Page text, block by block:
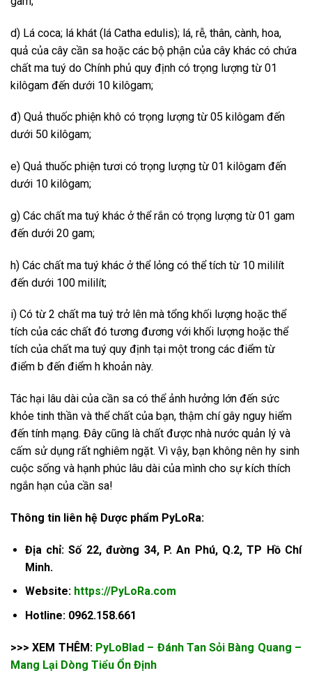
d) Lá coca; lá khát (lá Catha edulis); lá, rễ, thân, cành, hoa,
quả của cây cần sa hoặc các bộ phận của cây khác có chứa
chất ma tuý do Chính phủ quy định có trọng lượng từ 01
kilôgam đến dưới 10 kilôgam;
đ) Quả thuốc phiện khô có trọng lượng từ 05 kilôgam đến
dưới 50 kilôgam;
e) Quả thuốc phiện tươi có trọng lượng từ 01 kilôgam đến
dưới 10 kilôgam;
g) Các chất ma tuý khác ở thể rắn có trọng lượng từ 01 gam
đến dưới 20 gam;
h) Các chất ma tuý khác ở thể lỏng có thể tích từ 10 mililít
đến dưới 100 mililít;
i) Có từ 2 chất ma tuý trở lên mà tổng khối lượng hoặc thể
tích của các chất đó tương đương với khối lượng hoặc thể
tích của chất ma tuý quy định tại một trong các điểm từ
điểm b đến điểm h khoản này.
Tác hại lâu dài của cần sa có thể ảnh hưởng lớn đến sức
khỏe tinh thần và thể chất của bạn, thậm chí gây nguy hiểm
đến tính mạng. Đây cũng là chất được nhà nước quản lý và
cấm sử dụng rất nghiêm ngặt. Vì vậy, bạn không nên hy sinh
cuộc sống và hạnh phúc lâu dài của mình cho sự kích thích
ngắn hạn của cần sa!
Thông tin liên hệ Dược phẩm PyLoRa:
Địa chỉ: Số 22, đường 34, P. An Phú, Q.2, TP Hồ Chí
Minh.
Website: https://PyLoRa.com
Hotline: 0962.158.661
>>> XEM THÊM: PyLoBlad – Đánh Tan Sỏi Bàng Quang –
Mang Lại Dòng Tiểu Ổn Định